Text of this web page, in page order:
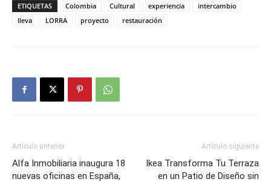
ETIQUETAS Colombia Cultural experiencia
intercambio
lleva
LORRA proyecto restauración
Artículo anterior
Alfa Inmobiliaria inaugura 18
nuevas oficinas en España,
Artículo siguiente
Ikea Transforma Tu Terraza
en un Patio de Diseño sin